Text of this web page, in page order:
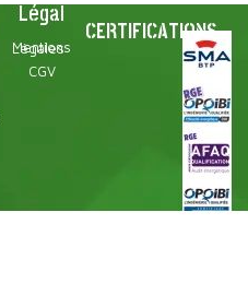
Légal
Mentions Légales
CGV
CERTIFICATIONS